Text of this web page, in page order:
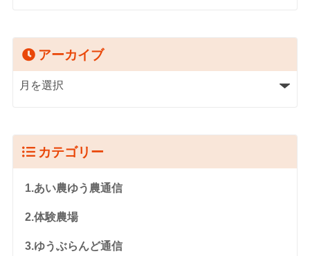
アーカイブ
カテゴリー
1.あい農ゆう農通信
2.体験農場
3.ゆうぶらんど通信